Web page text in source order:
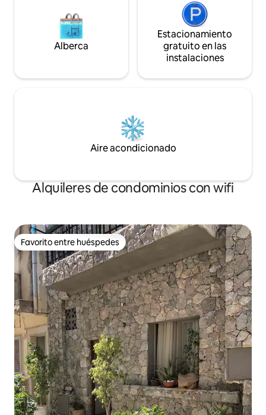
Alberca
Estacionamiento
gratuito en las
instalaciones
Aire acondicionado
Alquileres de condominios con wifi
Favorito entre huéspedes
Favorito entre huéspedes